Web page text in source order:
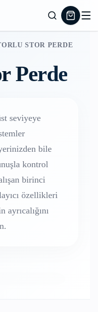
STOR PERDE
Perde
seviyeye
bile
kontrol
birinci
özellikleri